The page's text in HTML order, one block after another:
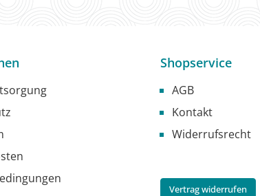
Shopservice
AGB
Kontakt
Widerrufsrecht
Vertrag widerrufen